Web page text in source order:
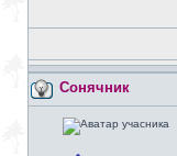
Сонячник